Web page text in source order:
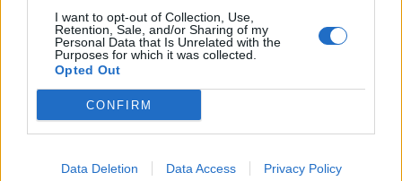
I want to opt-out of Collection, Use,
Retention, Sale, and/or Sharing of my
Personal Data that Is Unrelated with the
Purposes for which it was collected.
Opted Out
CONFIRM
Data Deletion Data Access Privacy Policy